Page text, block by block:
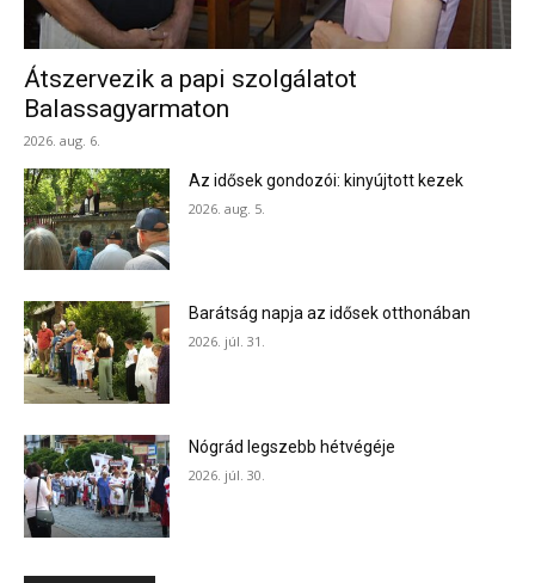
Átszervezik a papi szolgálatot
Balassagyarmaton
2026. aug. 6.
Az idősek gondozói: kinyújtott kezek
2026. aug. 5.
Barátság napja az idősek otthonában
2026. júl. 31.
Nógrád legszebb hétvégéje
2026. júl. 30.